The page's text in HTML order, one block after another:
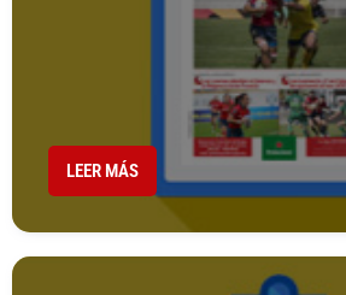
LEER MÁS